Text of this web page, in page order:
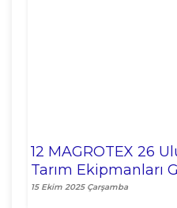
12 MAGROTEX 26
Tarım Ekipmanları
Hayvancılık Fuarı
15 Ekim 2025 Çarşamba